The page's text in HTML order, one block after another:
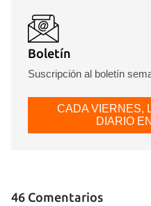
Boletín
Suscripción al boletín
CADA VIERNES,
DIARIO
46 Comentarios